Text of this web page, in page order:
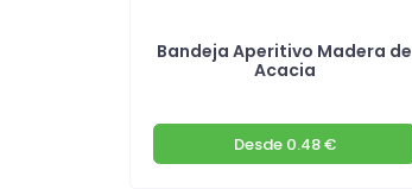
Bandeja Aperitivo Madera de
Acacia
Desde0.48 €